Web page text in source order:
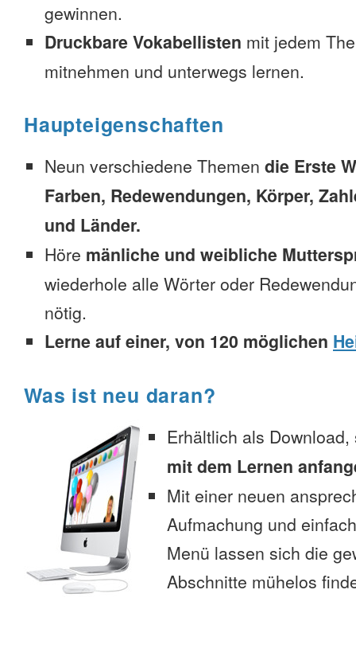
gewinnen.
Druckbare Vokabellisten mit jedem
mitnehmen und unterwegs lernen.
Haupteigenschaften
Neun verschiedene Themen die Erste
Farben, Redewendungen, Körper,
und Länder.
Höre mänliche und weibliche
wiederhole alle Wörter oder
nötig.
Lerne auf einer, von 120 möglichen
Was ist neu daran?
Erhältlich als
mit dem Lernen
Mit einer neuen
Aufmachung und
Menü lassen sich die
Abschnitte mühelos